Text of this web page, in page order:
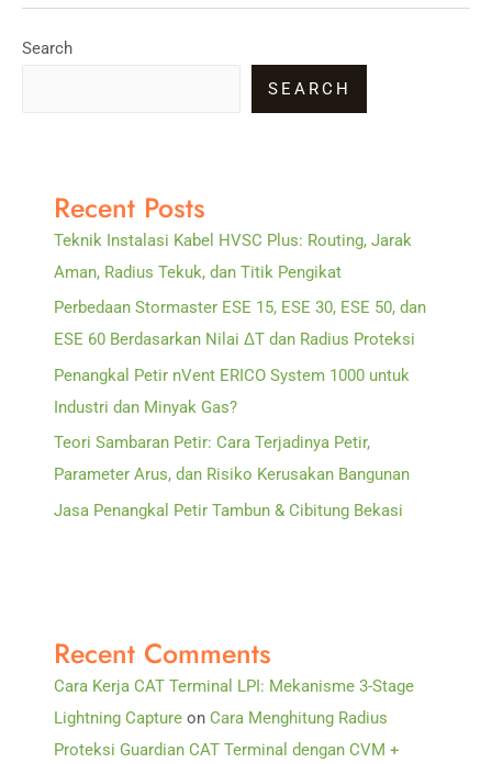
Penangkal
Petir
Berdasarkan
Lokasi
Search
SEARCH
Recent Posts
Teknik Instalasi Kabel HVSC Plus: Routing, Jarak
Aman, Radius Tekuk, dan Titik Pengikat
Perbedaan Stormaster ESE 15, ESE 30, ESE 50, dan
ESE 60 Berdasarkan Nilai ΔT dan Radius Proteksi
Penangkal Petir nVent ERICO System 1000 untuk
Industri dan Minyak Gas?
Teori Sambaran Petir: Cara Terjadinya Petir,
Parameter Arus, dan Risiko Kerusakan Bangunan
Jasa Penangkal Petir Tambun & Cibitung Bekasi
Recent Comments
Cara Kerja CAT Terminal LPI: Mekanisme 3-Stage
Lightning Capture on Cara Menghitung Radius
Proteksi Guardian CAT Terminal dengan CVM +